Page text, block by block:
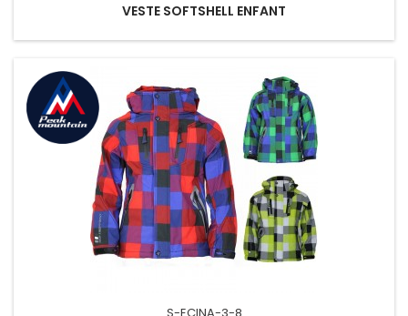
VESTE SOFTSHELL ENFANT
S-ECINA-3-8